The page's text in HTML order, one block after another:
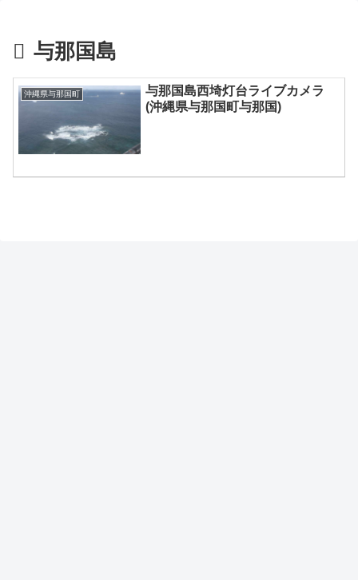
与那国島
沖縄県与那国町
与那国島西埼灯台ライブカメラ
(沖縄県与那国町与那国)